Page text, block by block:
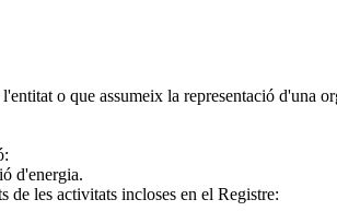
o que assumeix la representació d'una
d'energia.
de les activitats incloses en el Registre: